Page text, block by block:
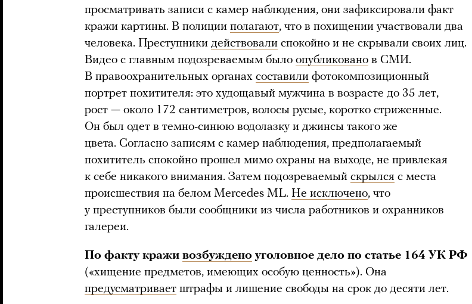
просматривать записи с камер наблюдения, они зафиксировали факт
кражи картины. В полиции полагают, что в похищении участвовали два
человека. Преступники действовали спокойно и не скрывали своих лиц.
Видео с главным подозреваемым было опубликовано в СМИ.
В правоохранительных органах составили фотокомпозиционный
портрет похитителя: это худощавый мужчина в возрасте до 35 лет,
рост — около 172 сантиметров, волосы русые, коротко стриженные.
Он был одет в темно-синюю водолазку и джинсы такого же
цвета. Согласно записям с камер наблюдения, предполагаемый
похититель спокойно прошел мимо охраны на выходе, не привлекая
к себе никакого внимания. Затем подозреваемый скрылся с места
происшествия на белом Mercedes ML. Не исключено, что
у преступников были сообщники из числа работников и охранников
галереи.
По факту кражи возбуждено уголовное дело по статье 164 УК РФ
(«хищение предметов, имеющих особую ценность»). Она
предусматривает штрафы и лишение свободы на срок до десяти лет.